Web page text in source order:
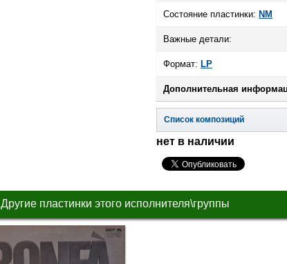
Состояние пластинки: NM
Важные детали:
Формат: LP
Дополнительная
Список композиций
нет в наличии
Другие пластинки этого исполнителя\группы